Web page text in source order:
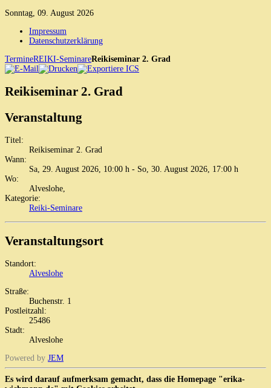
Sonntag, 09. August 2026
Impressum
Datenschutzerklärung
TermineREIKI-SeminareReikiseminar 2. Grad
Reikiseminar 2. Grad
Veranstaltung
Titel:
Reikiseminar 2. Grad
Wann:
Sa, 29. August 2026, 10:00 h - So, 30. August 2026, 17:00 h
Wo:
Alveslohe,
Kategorie:
Reiki-Seminare
Veranstaltungsort
Standort:
Alveslohe
Straße:
Buchenstr. 1
Postleitzahl:
25486
Stadt:
Alveslohe
Powered by JEM
Es wird darauf aufmerksam gemacht, dass die Homepage "erika-